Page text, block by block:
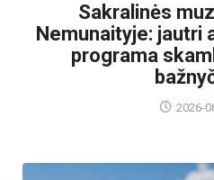
Sakralinės
Nemunaityje: jautri
programa
2026-